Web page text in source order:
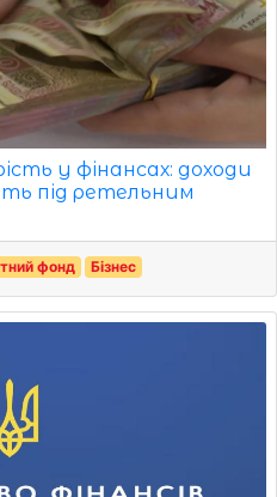
у фінансах: доходи
під ретельним
фонд Бізнес